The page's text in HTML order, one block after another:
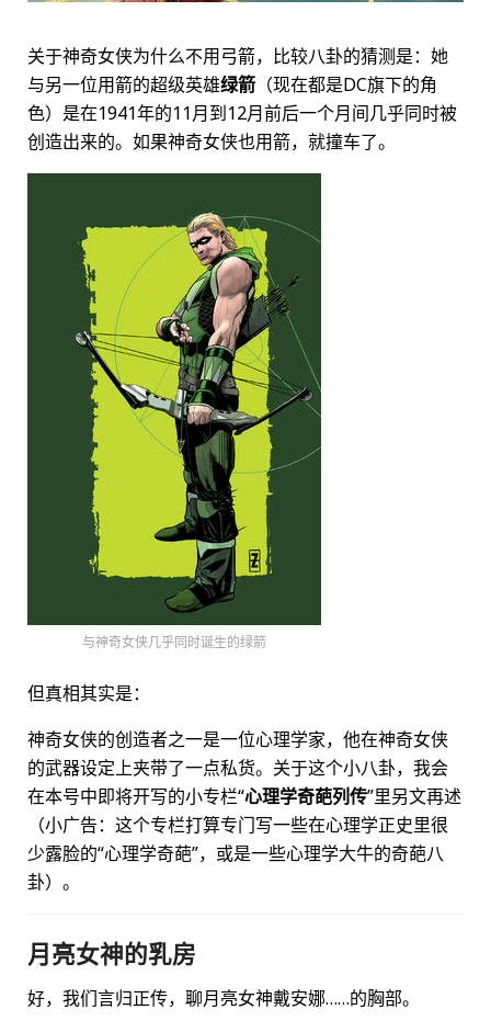
关于神奇女侠为什么不用弓箭，比较八卦的猜测是：她
与另一位用箭的超级英雄绿箭 （现在都是DC旗下的角
色）是在1941年的11月到12月前后一个月间几乎同时被
创造出来的。如果神奇女侠也用箭，就撞车了。
与神奇女侠几乎同时诞生的绿箭
但真相其实是：
神奇女侠的创造者之一是一位心理学家，他在神奇女侠
的武器设定上夹带了一点私货。关于这个小八卦，我会
在本号中即将开写的小专栏“心理学奇葩列传”里另文再述
（小广告：这个专栏打算专门写一些在心理学正史里很
少露脸的“心理学奇葩”，或是一些心理学大牛的奇葩八
卦）。
月亮女神的乳房
好，我们言归正传，聊月亮女神戴安娜……的胸部。